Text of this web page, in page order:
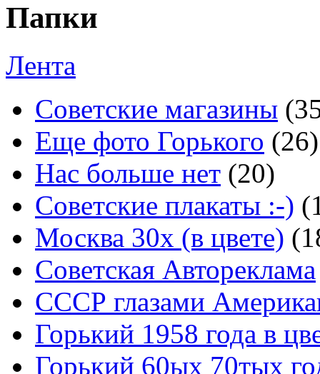
Папки
Лента
Советские магазины
Еще фото Горького (26)
Нас больше нет (20)
Советские плакаты :-)
Москва 30x (в цвете)
Советская Автореклама
СССР глазами
Горький 1958 года в
Горький 60ых 70тых